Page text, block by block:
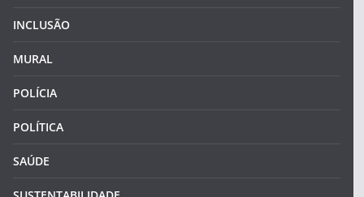
INCLUSÃO
MURAL
POLÍCIA
POLÍTICA
SAÚDE